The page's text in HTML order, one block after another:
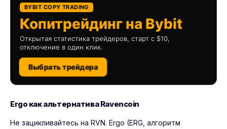
BYBIT COPY TRADING
Копитрейдинг на Bybit
Открытая статистика трейдеров, старт с $10,
отключение в один клик.
Выбрать трейдера
Ergo как альтернатива Ravencoin
Не зацикливайтесь на RVN. Ergo (ERG, алгоритм